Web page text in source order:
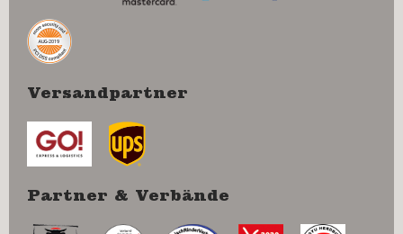
Versandpartner
Partner & Verbände